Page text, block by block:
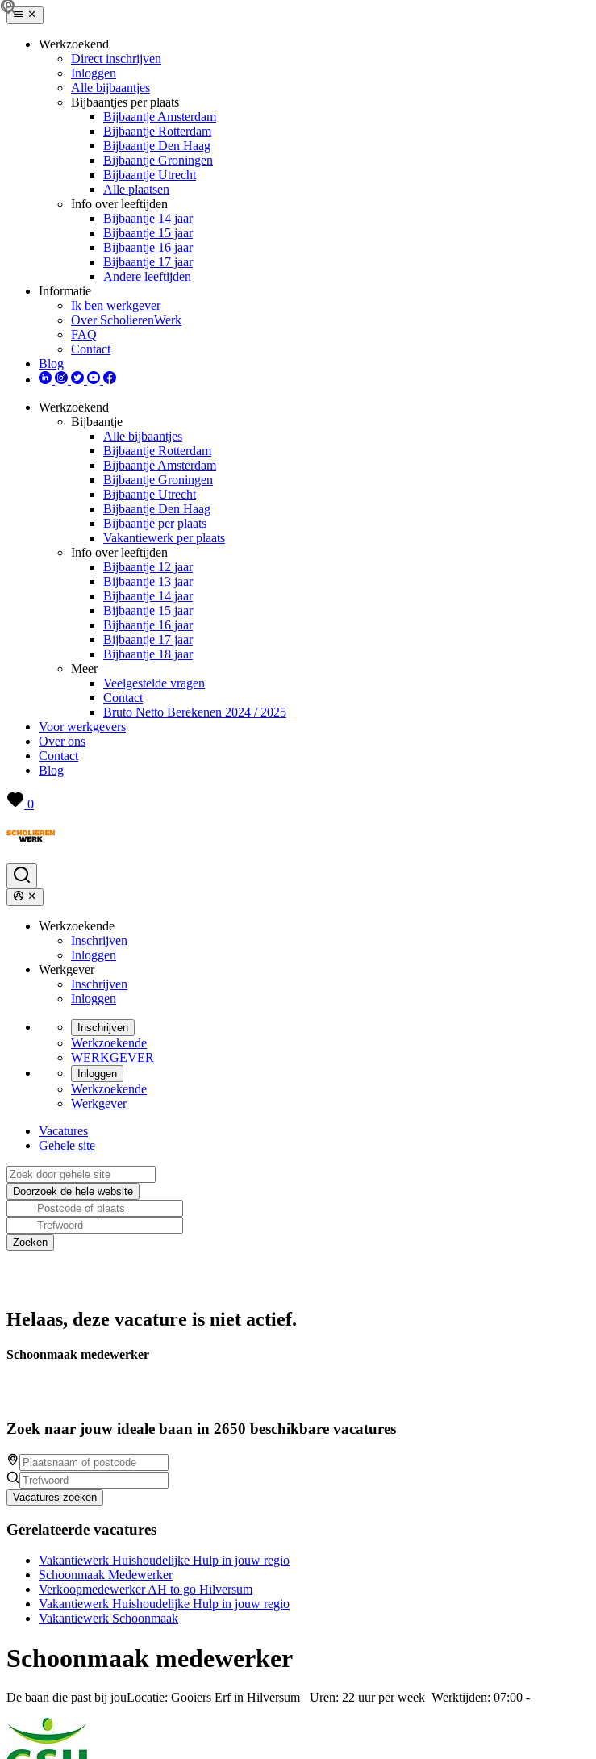
Werkzoekend
Direct inschrijven
Inloggen
Alle bijbaantjes
Bijbaantjes per plaats
Bijbaantje Amsterdam
Bijbaantje Rotterdam
Bijbaantje Den Haag
Bijbaantje Groningen
Bijbaantje Utrecht
Alle plaatsen
Info over leeftijden
Bijbaantje 14 jaar
Bijbaantje 15 jaar
Bijbaantje 16 jaar
Bijbaantje 17 jaar
Andere leeftijden
Informatie
Ik ben werkgever
Over ScholierenWerk
FAQ
Contact
Blog
Werkzoekend
Bijbaantje
Alle bijbaantjes
Bijbaantje Rotterdam
Bijbaantje Amsterdam
Bijbaantje Groningen
Bijbaantje Utrecht
Bijbaantje Den Haag
Bijbaantje per plaats
Vakantiewerk per plaats
Info over leeftijden
Bijbaantje 12 jaar
Bijbaantje 13 jaar
Bijbaantje 14 jaar
Bijbaantje 15 jaar
Bijbaantje 16 jaar
Bijbaantje 17 jaar
Bijbaantje 18 jaar
Meer
Veelgestelde vragen
Contact
Bruto Netto Berekenen 2024 / 2025
Voor werkgevers
Over ons
Contact
Blog
0
Werkzoekende
Inschrijven
Inloggen
Werkgever
Inschrijven
Inloggen
Inschrijven
Werkzoekende
WERKGEVER
Inloggen
Werkzoekende
Werkgever
Vacatures
Gehele site
Helaas, deze vacature is niet actief.
Schoonmaak medewerker
Zoek naar jouw ideale baan in 2650 beschikbare vacatures
Vacatures zoeken
Gerelateerde vacatures
Vakantiewerk Huishoudelijke Hulp in jouw regio
Schoonmaak Medewerker
Verkoopmedewerker AH to go Hilversum
Vakantiewerk Huishoudelijke Hulp in jouw regio
Vakantiewerk Schoonmaak
Schoonmaak medewerker
De baan die past bij jouLocatie: Gooiers Erf in Hilversum Uren: 22 uur per week Werktijden: 07:00 -